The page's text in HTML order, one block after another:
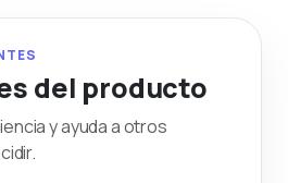
del producto
y ayuda a otros